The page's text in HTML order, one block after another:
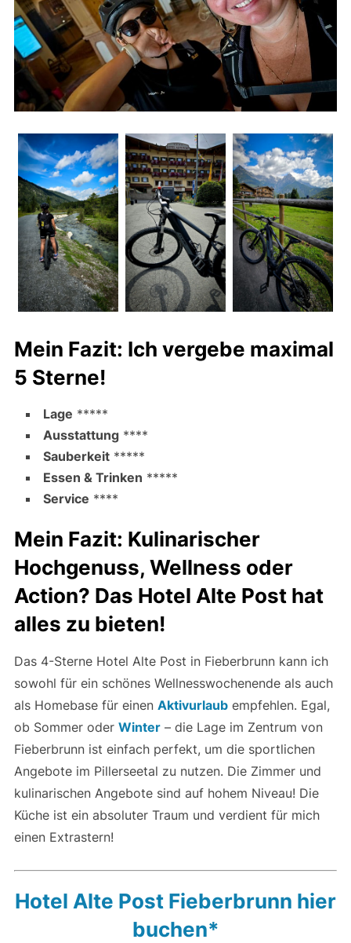
Mein Fazit: Ich vergebe maximal
5 Sterne!
Lage *****
Ausstattung****
Sauberkeit*****
Essen & Trinken *****
Service ****
Mein Fazit: Kulinarischer
Hochgenuss, Wellness oder
Action? Das Hotel Alte Post hat
alles zu bieten!
Das 4-Sterne Hotel Alte Post in Fieberbrunn kann ich
sowohl für ein schönes Wellnesswochenende als auch
als Homebase für einen Aktivurlaubempfehlen. Egal,
ob Sommer oder Winter– die Lage im Zentrum von
Fieberbrunn ist einfach perfekt, um die sportlichen
Angebote im Pillerseetal zu nutzen. Die Zimmer und
kulinarischen Angebote sind auf hohem Niveau! Die
Küche ist ein absoluter Traum und verdient für mich
einen Extrastern!
Hotel Alte Post Fieberbrunn hier
buchen*